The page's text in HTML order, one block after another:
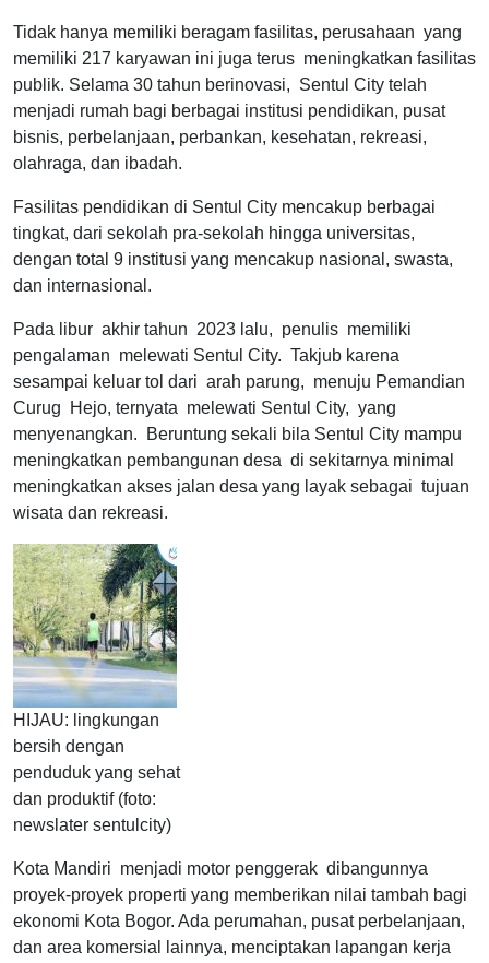
Tidak hanya memiliki beragam fasilitas, perusahaan yang
memiliki 217 karyawan ini juga terus meningkatkan fasilitas
publik. Selama 30 tahun berinovasi, Sentul City telah
menjadi rumah bagi berbagai institusi pendidikan, pusat
bisnis, perbelanjaan, perbankan, kesehatan, rekreasi,
olahraga, dan ibadah.
Fasilitas pendidikan di Sentul City mencakup berbagai
tingkat, dari sekolah pra-sekolah hingga universitas,
dengan total 9 institusi yang mencakup nasional, swasta,
dan internasional.
Pada libur akhir tahun 2023 lalu, penulis memiliki
pengalaman melewati Sentul City. Takjub karena
sesampai keluar tol dari arah parung, menuju Pemandian
Curug Hejo, ternyata melewati Sentul City, yang
menyenangkan. Beruntung sekali bila Sentul City mampu
meningkatkan pembangunan desa di sekitarnya minimal
meningkatkan akses jalan desa yang layak sebagai tujuan
wisata dan rekreasi.
HIJAU: lingkungan
bersih dengan
penduduk yang sehat
dan produktif (foto:
newslater sentulcity)
Kota Mandiri menjadi motor penggerak dibangunnya
proyek-proyek properti yang memberikan nilai tambah bagi
ekonomi Kota Bogor. Ada perumahan, pusat perbelanjaan,
dan area komersial lainnya, menciptakan lapangan kerja